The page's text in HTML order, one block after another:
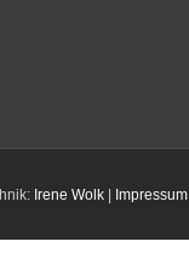
Irene Wolk Impressum